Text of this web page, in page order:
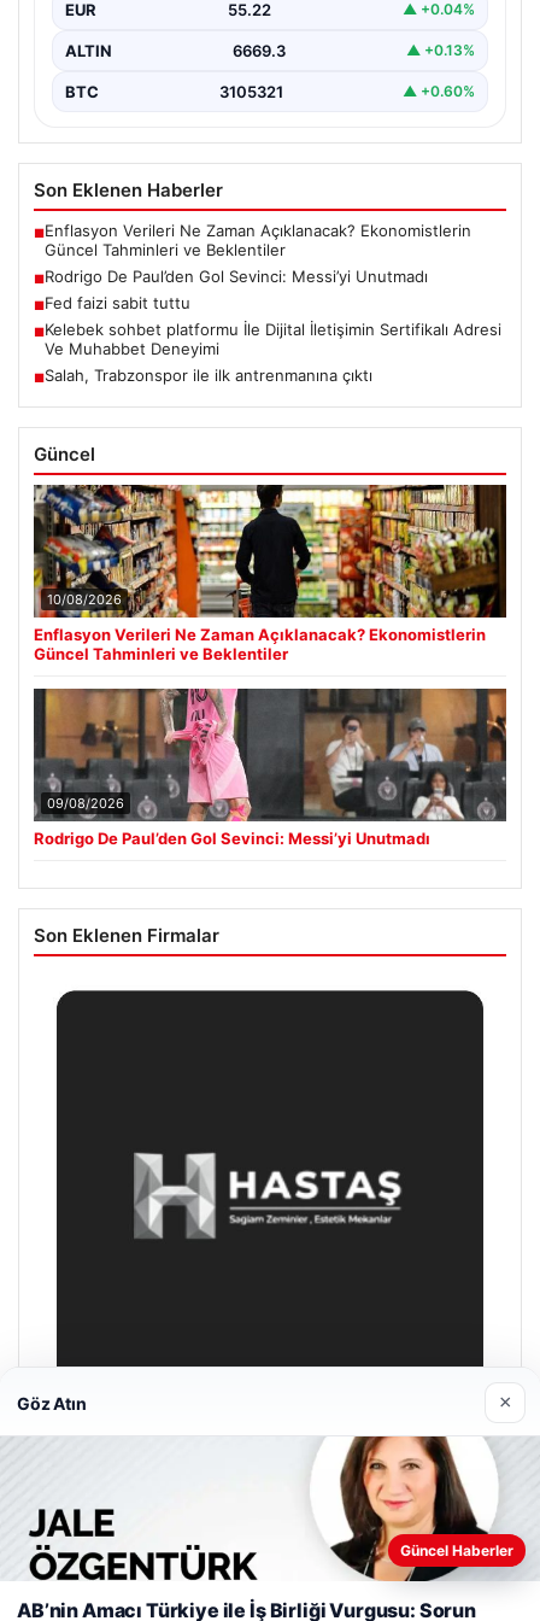
EUR 55.22 ▲ +0.04%
ALTIN 6669.3 ▲ +0.13%
BTC 3105321 ▲ +0.60%
Son Eklenen Haberler
■Enflasyon Verileri Ne Zaman Açıklanacak? Ekonomistlerin
Güncel Tahminleri ve Beklentiler
■Rodrigo De Paul’den Gol Sevinci: Messi’yi Unutmadı
■Fed faizi sabit tuttu
■Kelebek sohbet platformu İle Dijital İletişimin Sertifikalı Adresi
Ve Muhabbet Deneyimi
■Salah, Trabzonspor ile ilk antrenmanına çıktı
Güncel
10/08/2026
Enflasyon Verileri Ne Zaman Açıklanacak? Ekonomistlerin
Güncel Tahminleri ve Beklentiler
09/08/2026
Rodrigo De Paul’den Gol Sevinci: Messi’yi Unutmadı
Son Eklenen Firmalar
Enes Kaplan Avukatlık Bürosu
Web sitemizi nasıl kullandığınızı daha iyi anlayabilmek,
Göz Atın ×
Güncel Haberler
AB’nin Amacı Türkiye ile İş Birliği Vurgusu: Sorun